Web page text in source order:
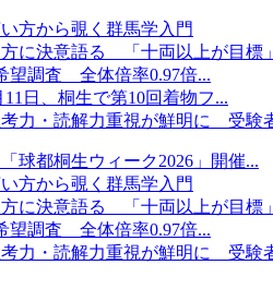
方から覗く群馬学入門
に決意語る 「十両以上が目標」
望調査 全体倍率0.97倍...
日、桐生で第10回着物フ...
力・読解力重視が鮮明に 受験
球都桐生ウィーク2026」開催...
方から覗く群馬学入門
に決意語る 「十両以上が目標」
望調査 全体倍率0.97倍...
力・読解力重視が鮮明に 受験